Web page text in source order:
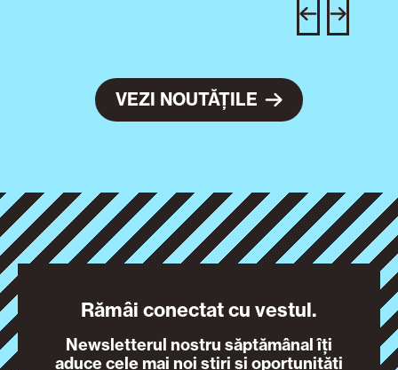
VEZI NOUTĂȚILE
Rămâi conectat cu vestul.
Newsletterul nostru săptămânal îți
aduce cele mai noi știri și oportunități